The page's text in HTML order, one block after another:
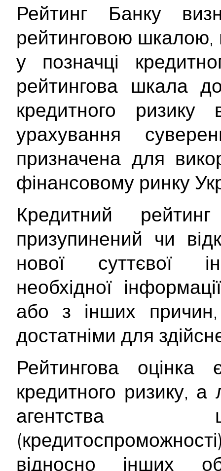
Рейтинг Банку
рейтинговою шкалою,
у позначці
рейтингова шкала
кредитного ризику
урахування
призначена для
фінансовому ринку
Кредитний
призупинений чи
нової суттєвої
необхідної
або з інших причин,
достатніми для
Рейтингова
кредитного ризику,
агентства
відносно інших